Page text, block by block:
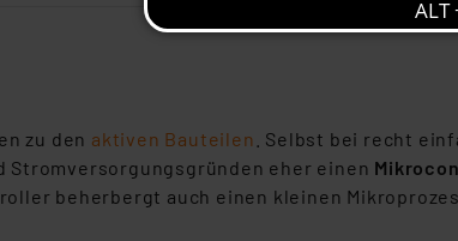
zu den aktiven Bauteilen . Selbst bei recht
Stromversorgungsgründen eher einen
beherbergt auch einen kleinen